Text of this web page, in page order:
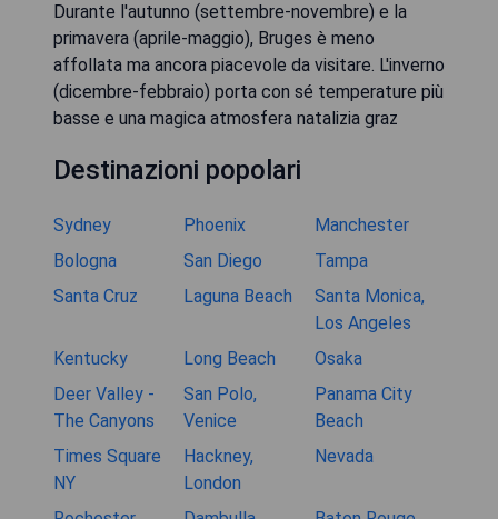
Durante l'autunno (settembre-novembre) e la
primavera (aprile-maggio), Bruges è meno
affollata ma ancora piacevole da visitare. L'inverno
(dicembre-febbraio) porta con sé temperature più
basse e una magica atmosfera natalizia graz
Destinazioni popolari
Sydney Phoenix
Manchester
Bologna
San Diego
Tampa
Santa Cruz
Laguna Beach
Santa Monica,
Los Angeles
Kentucky
Long Beach
Osaka
Deer Valley -
The Canyons
San Polo,
Venice
Panama City
Beach
Times Square
NY
Hackney,
London
Nevada